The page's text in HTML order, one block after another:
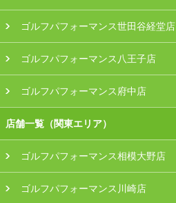
ゴルフパフォーマンス世田谷経堂店
ゴルフパフォーマンス八王子店
ゴルフパフォーマンス府中店
店舗一覧（関東エリア）
ゴルフパフォーマンス相模大野店
ゴルフパフォーマンス川崎店